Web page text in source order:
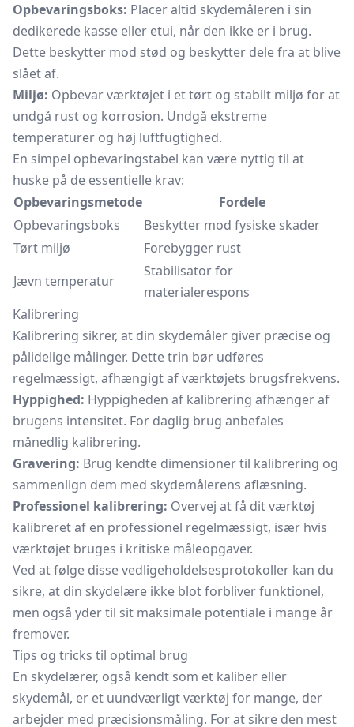
Opbevaringsboks: Placer altid skydemåleren i sin
dedikerede kasse eller etui, når den ikke er i brug.
Dette beskytter mod stød og beskytter dele fra at blive
slået af.
Miljø: Opbevar værktøjet i et tørt og stabilt miljø for at
undgå rust og korrosion. Undgå ekstreme
temperaturer og høj luftfugtighed.
En simpel opbevaringstabel kan være nyttig til at
huske på de essentielle krav:
Opbevaringsmetode
Fordele
Opbevaringsboks
Beskytter mod fysiske skader
Tørt miljø
Forebygger rust
Jævn temperatur
Stabilisator for
materialerespons
Kalibrering
Kalibrering sikrer, at din skydemåler giver præcise og
pålidelige målinger. Dette trin bør udføres
regelmæssigt, afhængigt af værktøjets brugsfrekvens.
Hyppighed: Hyppigheden af kalibrering afhænger af
brugens intensitet. For daglig brug anbefales
månedlig kalibrering.
Gravering: Brug kendte dimensioner til kalibrering og
sammenlign dem med skydemålerens aflæsning.
Professionel kalibrering: Overvej at få dit værktøj
kalibreret af en professionel regelmæssigt, især hvis
værktøjet bruges i kritiske måleopgaver.
Ved at følge disse vedligeholdelsesprotokoller kan du
sikre, at din skydelære ikke blot forbliver funktionel,
men også yder til sit maksimale potentiale i mange år
fremover.
Tips og tricks til optimal brug
En skydelærer, også kendt som et kaliber eller
skydemål, er et uundværligt værktøj for mange, der
arbejder med præcisionsmåling. For at sikre den mest